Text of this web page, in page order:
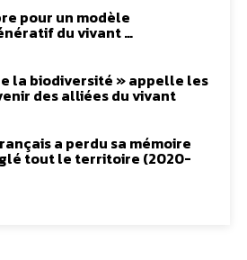
pour un modèle
du vivant …
de la biodiversité » appelle les
des alliées du vivant
a perdu sa mémoire
tout le territoire (2020-